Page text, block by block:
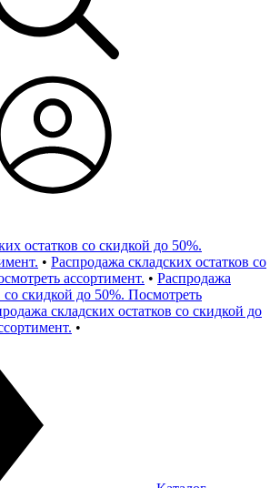
остатков со скидкой до 50%.
• Распродажа складских остатков со
ассортимент. • Распродажа
со скидкой до 50%. Посмотреть
складских остатков со скидкой до
•